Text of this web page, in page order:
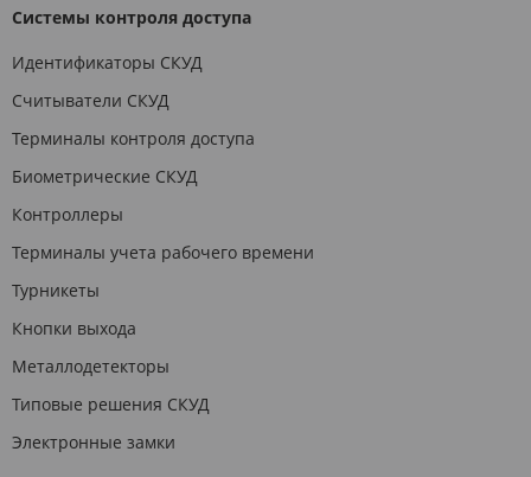
Системы контроля доступа
Идентификаторы СКУД
Считыватели СКУД
Терминалы контроля доступа
Биометрические СКУД
Контроллеры
Терминалы учета рабочего времени
Турникеты
Кнопки выхода
Металлодетекторы
Типовые решения СКУД
Электронные замки